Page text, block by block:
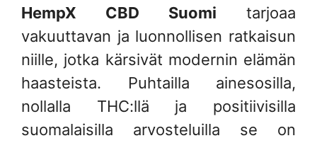
HempX CBD Suomi tarjoaa
vakuuttavan ja luonnollisen ratkaisun
niille, jotka kärsivät modernin elämän
haasteista. Puhtailla ainesosilla,
nollalla THC:llä ja positiivisilla
suomalaisilla arvosteluilla se on